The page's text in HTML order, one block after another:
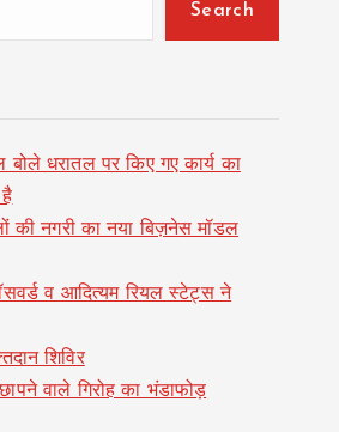
Search
बोले धरातल पर किए गए कार्य का
है
की नगरी का नया बिज़नेस मॉडल
व आदित्यम रियल स्टेट्स ने
शिविर
वाले गिरोह का भंडाफोड़